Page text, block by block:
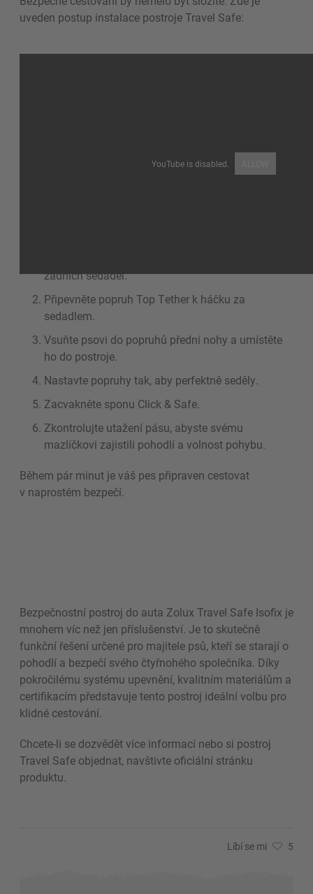
uveden postup instalace postroje Travel Safe:
YouTube is disabled.
zadních sedadel.
Připevněte popruh Top Tether k háčku za
sedadlem.
Vsuňte psovi do popruhů přední nohy a umístěte
ho do postroje.
Nastavte popruhy tak, aby perfektně seděly.
Zacvakněte sponu Click & Safe.
Zkontrolujte utažení pásu, abyste svému
mazlíčkovi zajistili pohodlí a volnost pohybu.
Během pár minut je váš pes připraven cestovat
v naprostém bezpečí.
Bezpečnostní postroj do auta Zolux Travel Safe Isofix je
mnohem víc než jen příslušenství. Je to skutečně
funkční řešení určené pro majitele psů, kteří se starají o
pohodlí a bezpečí svého čtyřnohého společníka. Díky
pokročilému systému upevnění, kvalitním materiálům a
certifikacím představuje tento postroj ideální volbu pro
klidné cestování.
Chcete-li se dozvědět více informací nebo si postroj
Travel Safe objednat, navštivte oficiální stránku
produktu.
Líbí se mi 5